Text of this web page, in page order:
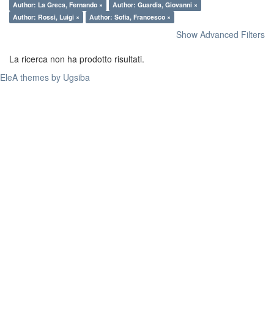
Author: La Greca, Fernando ×
Author: Guardia, Giovanni ×
Author: Rossi, Luigi ×
Author: Sofia, Francesco ×
Show Advanced Filters
La ricerca non ha prodotto risultati.
EleA themes by Ugsiba